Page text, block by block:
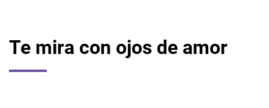
Te mira con ojos de amor